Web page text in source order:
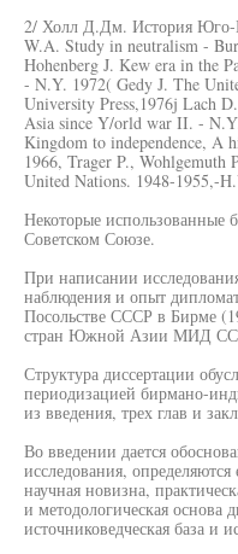
2/ Холл Д.Дм. История Юго-
W.A. Study in neutralism -
Hohenberg J. Kew era in the
- N.Y. 1972( Gedy J. The
University Press,1976j Lach
Asia since Y/orld war II. -
Kingdom to independence, A
1966, Trager P.,
United Nations. 1948-1955,-
Некоторые использованные
Советском Союзе.
При написании
наблюдения и опыт
Посольстве СССР в Бирме
стран Южной Азии МИД
Структура диссертации
периодизацией бирмано-
из введения, трех глав и
Во введении дается
исследования,
научная новизна,
и методологическая основа
источниковедческая база и